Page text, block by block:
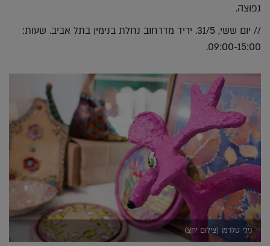
נפוצה.
// יום ששי, 31/5. יריד מדרחוב נחלת בנימין בתל אביב. שעות:
09:00-15:00.
נילי טלרמן (צילום יחצ)